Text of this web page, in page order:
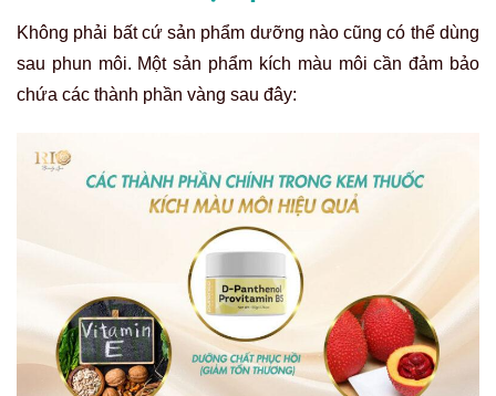
Không phải bất cứ sản phẩm dưỡng nào cũng có thể dùng
sau phun môi. Một sản phẩm kích màu môi cần đảm bảo
chứa các thành phần vàng sau đây: